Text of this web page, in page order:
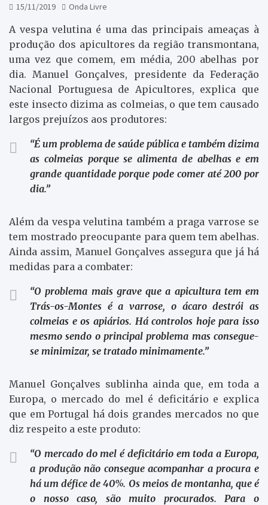
15/11/2019 Onda Livre
A vespa velutina é uma das principais ameaças à
produção dos apicultores da região transmontana,
uma vez que comem, em média, 200 abelhas por
dia. Manuel Gonçalves, presidente da Federação
Nacional Portuguesa de Apicultores, explica que
este insecto dizima as colmeias, o que tem causado
largos prejuízos aos produtores:
“É um problema de saúde pública e também dizima
as colmeias porque se alimenta de abelhas e em
grande quantidade porque pode comer até 200 por
dia.”
Além da vespa velutina também a praga varrose se
tem mostrado preocupante para quem tem abelhas.
Ainda assim, Manuel Gonçalves assegura que já há
medidas para a combater:
“O problema mais grave que a apicultura tem em
Trás-os-Montes é a varrose, o ácaro destrói as
colmeias e os apiários. Há controlos hoje para isso
mesmo sendo o principal problema mas consegue-
se minimizar, se tratado minimamente.”
Manuel Gonçalves sublinha ainda que, em toda a
Europa, o mercado do mel é deficitário e explica
que em Portugal há dois grandes mercados no que
diz respeito a este produto:
“O mercado do mel é deficitário em toda a Europa,
a produção não consegue acompanhar a procura e
há um défice de 40%. Os meios de montanha, que é
o nosso caso, são muito procurados. Para o